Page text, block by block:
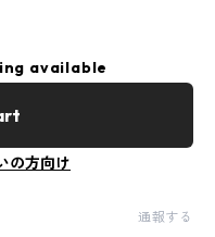
available
の方向け
通報する